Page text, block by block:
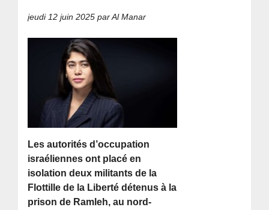
jeudi 12 juin 2025 par Al Manar
Les autorités d’occupation
israéliennes ont placé en
isolation deux militants de la
Flottille de la Liberté détenus à la
prison de Ramleh, au nord-